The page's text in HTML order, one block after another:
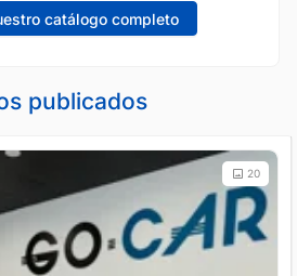
catálogo completo
publicados
20